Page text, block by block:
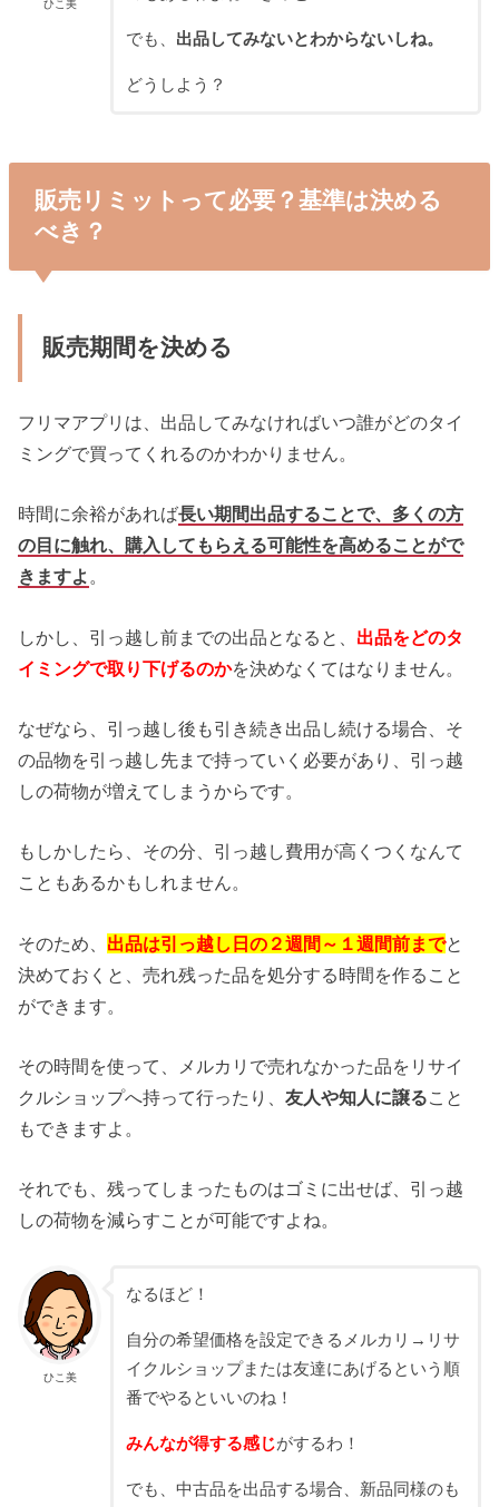
ひこ美
でも、 出品してみないとわからないしね。
どうしよう？
販売リミットって必要？基準は決める
べき？
販売期間を決める
フリマアプリは、出品してみなければいつ誰がどのタイ
ミングで買ってくれるのかわかりません。
時間に余裕があれば長い期間出品することで、多くの方
の目に触れ、購入してもらえる可能性を高めることがで
きますよ 。
しかし、引っ越し前までの出品となると、 出品をどのタ
イミングで取り下げるのかを決めなくてはなりません。
なぜなら、引っ越し後も引き続き出品し続ける場合、そ
の品物を引っ越し先まで持っていく必要があり、引っ越
しの荷物が増えてしまうからです。
もしかしたら、その分、引っ越し費用が高くつくなんて
こともあるかもしれません。
そのため、 出品は引っ越し日の２週間～１週間前までと
決めておくと、売れ残った品を処分する時間を作ること
ができます。
その時間を使って、メルカリで売れなかった品をリサイ
クルショップへ持って行ったり、友人や知人に譲ること
もできますよ。
それでも、残ってしまったものはゴミに出せば、引っ越
しの荷物を減らすことが可能ですよね。
ひこ美
なるほど！
自分の希望価格を設定できるメルカリ→リサ
イクルショップまたは友達にあげるという順
番でやるといいのね！
みんなが得する感じがするわ！
でも、中古品を出品する場合、新品同様のも